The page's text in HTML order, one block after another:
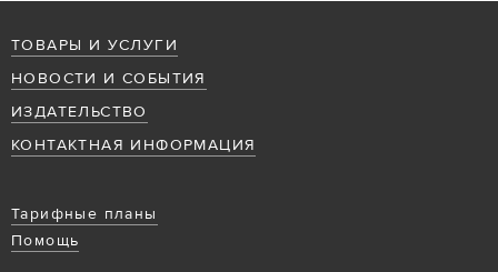
ТОВАРЫ И УСЛУГИ
НОВОСТИ И СОБЫТИЯ
ИЗДАТЕЛЬСТВО
КОНТАКТНАЯ ИНФОРМАЦИЯ
Тарифные планы
Помощь